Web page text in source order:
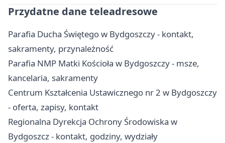
Przydatne dane teleadresowe
Parafia Ducha Świętego w Bydgoszczy - kontakt,
sakramenty, przynależność
Parafia NMP Matki Kościoła w Bydgoszczy - msze,
kancelaria, sakramenty
Centrum Kształcenia Ustawicznego nr 2 w Bydgoszczy
- oferta, zapisy, kontakt
Regionalna Dyrekcja Ochrony Środowiska w
Bydgoszcz - kontakt, godziny, wydziały